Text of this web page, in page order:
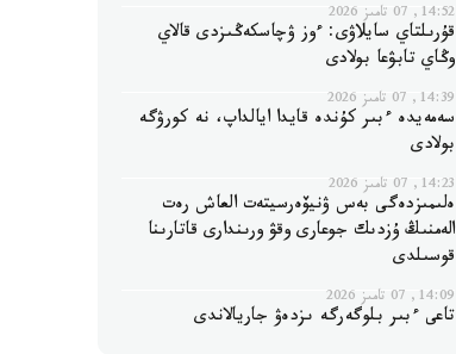
14:52, 07 تامىز 2026
قۇرىلتاي سايلاۋى: ءوز ۋچاسكەڭىزدى قالاي
وڭاي تابۋعا بولادى
14:39, 07 تامىز 2026
سەمەيدە ءبىر كۇندە قايدا ايالداپ، نە كورۋگە
بولادى
14:23, 07 تامىز 2026
ەلىمىزدەگى بەس ۋنيۆەرسيتەت العاش رەت
الەمنىڭ ۇزدىك جوعارى وقۋ ورىندارى قاتارىنا
قوسىلدى
14:09, 07 تامىز 2026
تاعى ءبىر بلوگەرگە ىزدەۋ جاريالاندى